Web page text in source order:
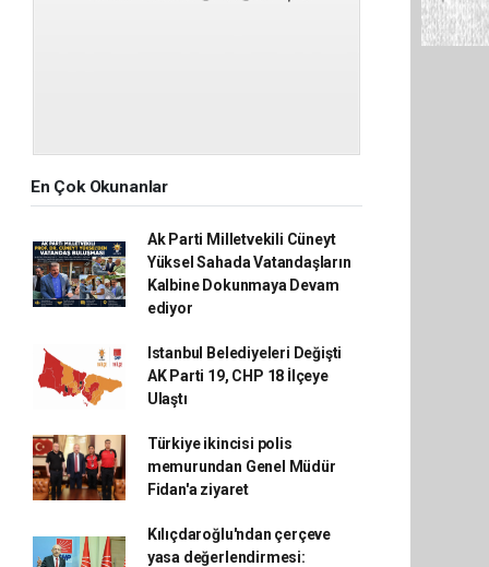
En Çok Okunanlar
Ak Parti Milletvekili Cüneyt
Yüksel Sahada Vatandaşların
Kalbine Dokunmaya Devam
ediyor
Istanbul Belediyeleri Değişti
AK Parti 19, CHP 18 İlçeye
Ulaştı
Türkiye ikincisi polis
memurundan Genel Müdür
Fidan'a ziyaret
Kılıçdaroğlu'ndan çerçeve
yasa değerlendirmesi: